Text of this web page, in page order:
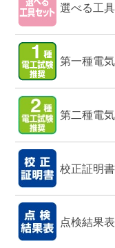
選べる工
第一種電
第二種電
校正証明
点検結果